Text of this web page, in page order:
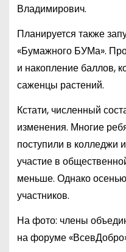
Владимирович.
Планируется также
«Бумажного БУМа».
и накопление баллов,
саженцы растений.
Кстати, численный
изменения. Многие
поступили в колледжи
участие в
меньше. Однако
участников.
На фото: члены
на форуме